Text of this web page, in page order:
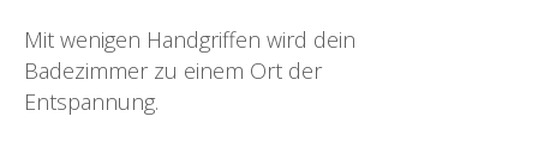
Mit wenigen Handgriffen wird dein
Badezimmer zu einem Ort der
Entspannung.